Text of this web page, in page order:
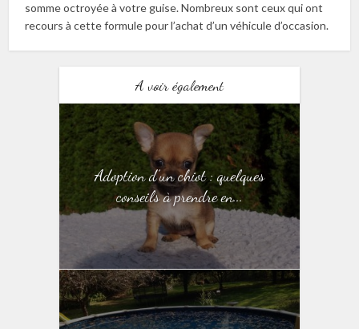
somme octroyée à votre guise. Nombreux sont ceux qui ont
recours à cette formule pour l’achat d’un véhicule d’occasion.
A voir également
Adoption d’un chiot : quelques
conseils à prendre en...